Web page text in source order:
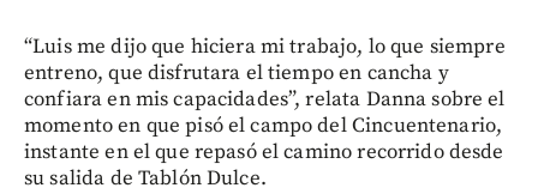
“Luis me dijo que hiciera mi trabajo, lo que siempre
entreno, que disfrutara el tiempo en cancha y
confiara en mis capacidades”, relata Danna sobre el
momento en que pisó el campo del Cincuentenario,
instante en el que repasó el camino recorrido desde
su salida de Tablón Dulce.